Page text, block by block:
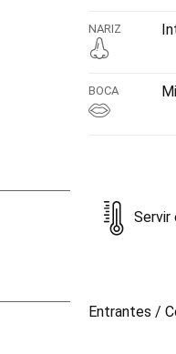
NARIZ
BOCA
Servir
Entrantes /